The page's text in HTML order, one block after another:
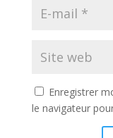
Enregistrer
le navigateur